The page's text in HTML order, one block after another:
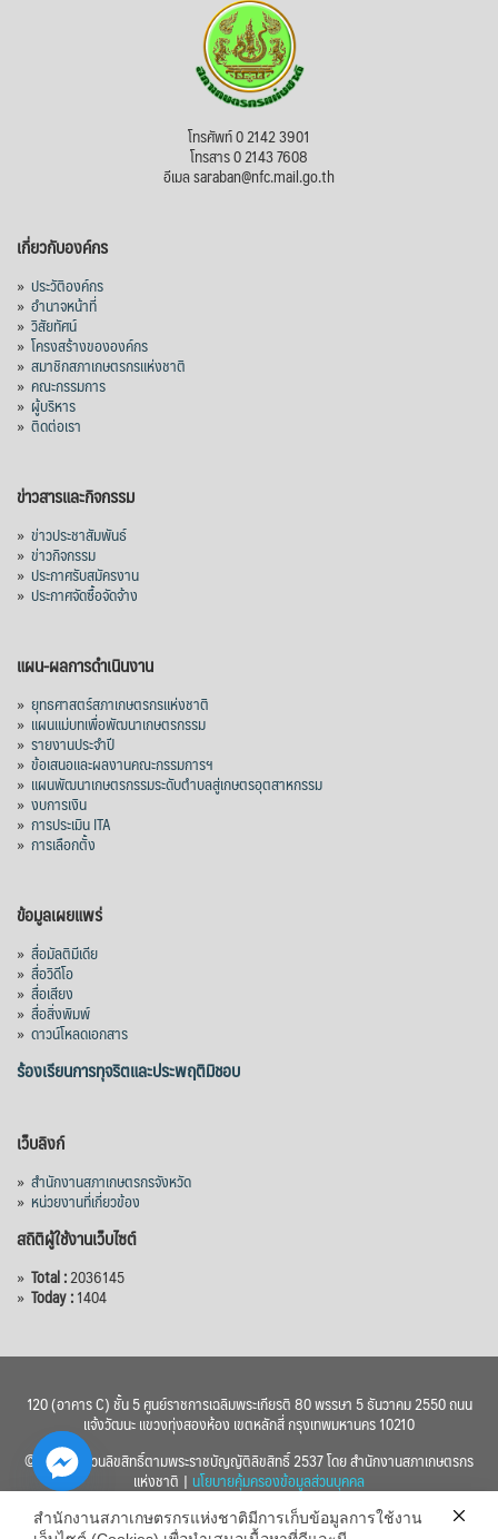
โทรศัพท์ 0 2142 3901
โทรสาร 0 2143 7608
อีเมล saraban@nfc.mail.go.th
เกี่ยวกับองค์กร
» ประวัติองค์กร
» อำนาจหน้าที่
» วิสัยทัศน์
» โครงสร้างขององค์กร
» สมาชิกสภาเกษตรกรแห่งชาติ
» คณะกรรมการ
» ผู้บริหาร
» ติดต่อเรา
ข่าวสารและกิจกรรม
» ข่าวประชาสัมพันธ์
» ข่าวกิจกรรม
» ประกาศรับสมัครงาน
» ประกาศจัดซื้อจัดจ้าง
แผน-ผลการดำเนินงาน
» ยุทธศาสตร์สภาเกษตรกรแห่งชาติ
» แผนแม่บทเพื่อพัฒนาเกษตรกรรม
» รายงานประจำปี
» ข้อเสนอและผลงานคณะกรรมการฯ
» แผนพัฒนาเกษตรกรรมระดับตำบลสู่เกษตรอุตสาหกรรม
» งบการเงิน
» การประเมิน ITA
» การเลือกตั้ง
ข้อมูลเผยแพร่
» สื่อมัลติมีเดีย
» สื่อวิดีโอ
» สื่อเสียง
» สื่อสิ่งพิมพ์
» ดาวน์โหลดเอกสาร
ร้องเรียนการทุจริตและประพฤติมิชอบ
เว็บลิงก์
» สำนักงานสภาเกษตรกรจังหวัด
» หน่วยงานที่เกี่ยวข้อง
สถิติผู้ใช้งานเว็บไซต์
» Total :2036145
» Today :1404
120 (อาคาร C) ชั้น 5 ศูนย์ราชการเฉลิมพระเกียรติ 80 พรรษา 5 ธันวาคม 2550 ถนน
แจ้งวัฒนะ แขวงทุ่งสองห้อง เขตหลักสี่ กรุงเทพมหานคร 10210
© 2560 สงวนลิขสิทธิ์ตามพระราชบัญญัติลิขสิทธิ์ 2537 โดย สำนักงานสภาเกษตรกร
แห่งชาติ | นโยบายคุ้มครองข้อมูลส่วนบุคคล
สำนักงานสภาเกษตรกรแห่งชาติมีการเก็บข้อมูลการใช้งาน